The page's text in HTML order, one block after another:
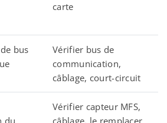
carte
bus
Vérifier bus de
communication,
câblage, court-circuit
du
Vérifier capteur MFS,
câblage, le remplacer